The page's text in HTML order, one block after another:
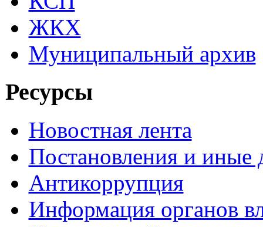
ЖКХ
Муниципальный архив
Ресурсы
Новостная лента
Постановления и иные
Антикоррупция
Информация органов